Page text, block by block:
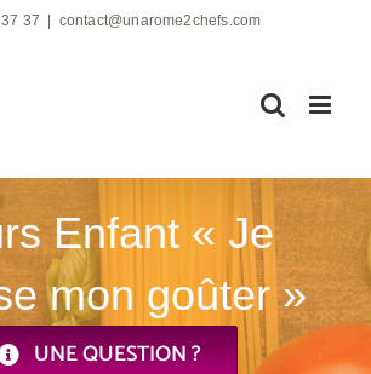
37 contact@unarome2chefs.com
Enfant « Je
mon goûter »
UNE QUESTION ?